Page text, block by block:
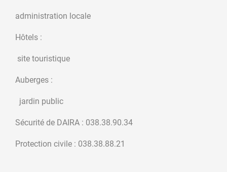
administration locale
Hôtels :
site touristique
Auberges :
jardin public
Sécurité de DAIRA : 038.38.90.34
Protection civile : 038.38.88.21